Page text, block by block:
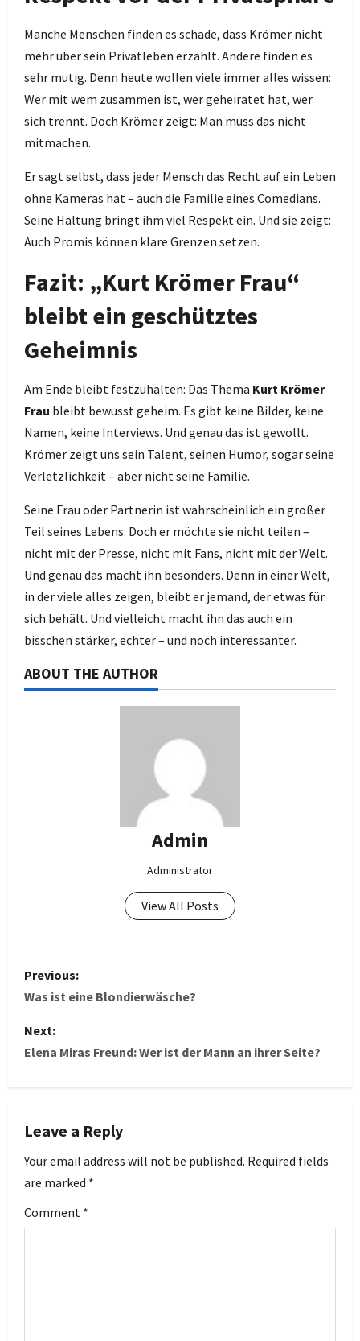
Manche Menschen finden es schade, dass Krömer nicht
mehr über sein Privatleben erzählt. Andere finden es
sehr mutig. Denn heute wollen viele immer alles wissen:
Wer mit wem zusammen ist, wer geheiratet hat, wer
sich trennt. Doch Krömer zeigt: Man muss das nicht
mitmachen.
Er sagt selbst, dass jeder Mensch das Recht auf ein Leben
ohne Kameras hat – auch die Familie eines Comedians.
Seine Haltung bringt ihm viel Respekt ein. Und sie zeigt:
Auch Promis können klare Grenzen setzen.
Fazit: „Kurt Krömer Frau“
bleibt ein geschütztes
Geheimnis
Am Ende bleibt festzuhalten: Das Thema Kurt Krömer
Frau bleibt bewusst geheim. Es gibt keine Bilder, keine
Namen, keine Interviews. Und genau das ist gewollt.
Krömer zeigt uns sein Talent, seinen Humor, sogar seine
Verletzlichkeit – aber nicht seine Familie.
Seine Frau oder Partnerin ist wahrscheinlich ein großer
Teil seines Lebens. Doch er möchte sie nicht teilen –
nicht mit der Presse, nicht mit Fans, nicht mit der Welt.
Und genau das macht ihn besonders. Denn in einer Welt,
in der viele alles zeigen, bleibt er jemand, der etwas für
sich behält. Und vielleicht macht ihn das auch ein
bisschen stärker, echter – und noch interessanter.
ABOUT THE AUTHOR
Admin
Administrator
View All Posts
P
o
s
a
v
i
g
Previous:
Was ist eine Blondierwäsche?
Next:
Elena Miras Freund: Wer ist der Mann an ihrer Seite?
Leave a Reply
Your email address will not be published. Required fields
are marked *
Comment *